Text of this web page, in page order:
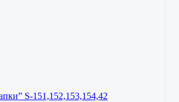
S-151,152,153,154,42